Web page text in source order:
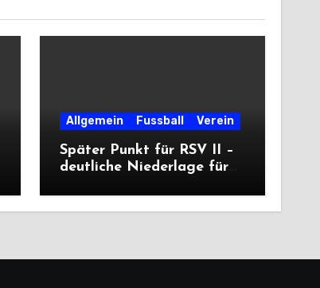
Allgemein Fussball Verein
Später Punkt für RSV II –
deutliche Niederlage für